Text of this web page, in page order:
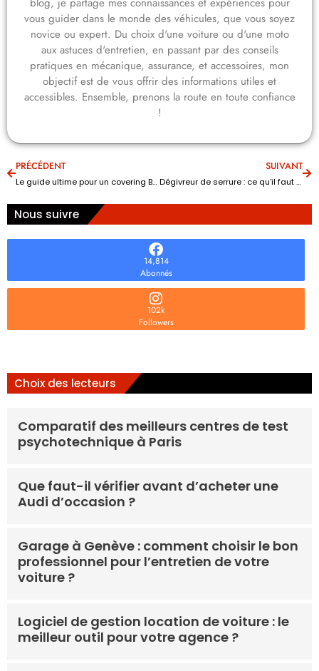
vous guider dans le monde des véhicules, que vous soyez
novice ou expert. Du choix d'une voiture ou d'une moto
aux astuces d'entretien, en passant par des conseils
pratiques en mécanique, assurance, et accessoires, mon
objectif est de vous offrir des informations utiles et
accessibles. Ensemble, prenons la route en toute confiance
!
PRÉCÉDENT
Le guide ultime pour un covering BMW réussi
SUIVANT
Dégivreur de serrure : ce qu’il faut savoir
Nous suivre
14,814
Abonnés
102k
Followers
Choix des lecteurs
Comparatif des meilleurs centres de test
psychotechnique à Paris
Que faut-il vérifier avant d’acheter une
Audi d’occasion ?
Garage à Genève : comment choisir le bon
professionnel pour l’entretien de votre
voiture ?
Logiciel de gestion location de voiture : le
meilleur outil pour votre agence ?